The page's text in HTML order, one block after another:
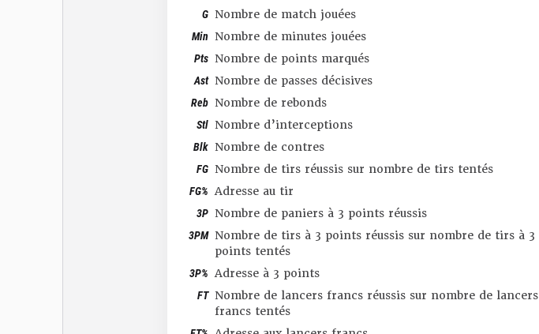
G Nombre de match jouées
Min Nombre de minutes jouées
Pts Nombre de points marqués
Ast Nombre de passes décisives
Reb Nombre de rebonds
Stl Nombre d’interceptions
Blk Nombre de contres
FG Nombre de tirs réussis sur nombre de tirs tentés
FG% Adresse au tir
3P Nombre de paniers à 3 points réussis
3PM Nombre de tirs à 3 points réussis sur nombre de tirs à 3
points tentés
3P% Adresse à 3 points
FT Nombre de lancers francs réussis sur nombre de lancers
francs tentés